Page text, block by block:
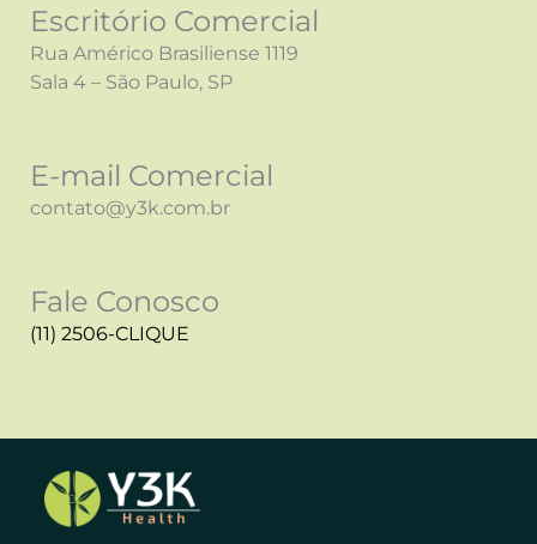
Escritório Comercial
Rua Américo Brasiliense 1119
Sala 4 – São Paulo, SP
E-mail Comercial
contato@y3k.com.br
Fale Conosco
(11) 2506-CLIQUE